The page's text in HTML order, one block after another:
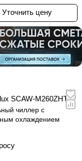
Уточнить цену
SCAW-M260ZHT
чиллер с
охлаждением